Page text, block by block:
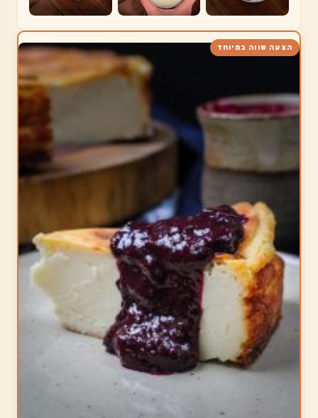
הצעה שווה במיוחד